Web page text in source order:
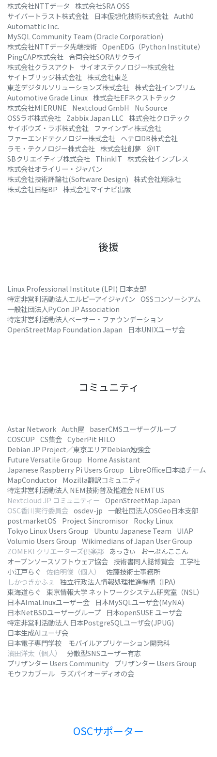
株式会社NTTデータ 株式会社SRA OSS
サイバートラスト株式会社
日本仮想化技術株式会社 Auth0
Automattic Inc.
MySQL Community Team (Oracle Corporation)
株式会社NTTデータ先端技術 OpenEDG（Python Institute）
PingCAP株式会社 合同会社SORAサクライ
株式会社クラスアクト
サイオステクノロジー株式会社
サイトブリッジ株式会社 株式会社東芝
東芝デジタルソリューションズ株式会社 株式会社インプリム
Automotive Grade Linux 株式会社EFネクストテック
株式会社MIERUNE
Nextcloud GmbH
Nu Source
OSSラボ株式会社 Zabbix Japan LLC 株式会社クロテック
サイボウズ・ラボ株式会社
ファインディ株式会社
ファーエンドテクノロジー株式会社 ヘテロDB株式会社
ラモ・テクノロジー株式会社 株式会社創夢
＠IT
SBクリエイティブ株式会社 ThinkIT 株式会社インプレス
株式会社オライリー・ジャパン
株式会社技術評論社(Software Design) 株式会社翔泳社
株式会社日経BP 株式会社マイナビ出版
後援
Linux Professional Institute (LPI) 日本支部
特定非営利活動法人エルピーアイジャパン OSSコンソーシアム
一般社団法人PyCon JP Association
特定非営利活動法人ベーサー・ファウンデーション
OpenStreetMap Foundation Japan
日本UNIXユーザ会
コミュニティ
Astar Network Auth屋
baserCMSユーザーグループ
COSCUP CS集会 CyberPit HILO
Debian JP Project／東京エリアDebian勉強会
Future Versatile Group
Home Assistant
Japanese Raspberry Pi Users Group
LibreOffice日本語チーム
MapConductor Mozilla翻訳コミュニティ
特定非営利活動法人 NEM技術普及推進会 NEMTUS
Nextcloud JP コミュニティー OpenStreetMap Japan
OSC香川実行委員会 osdev-jp 一般社団法人OSGeo日本支部
postmarketOS
Project Sincromisor Rocky Linux
Tokyo Linux Users Group
Ubuntu Japanese Team
UIAP
Volumio Users Group Wikimedians of Japan User Group
ZOMEKI クリエーターズ倶楽部
あっきぃ
おーぷんここん
オープンソースソフトウェア協会 技術書同人誌博覧会 工学社
小江戸らぐ
佐伯明俊（個人）
佐藤技術士事務所
しかつきかふぇ
独立行政法人情報処理推進機構（IPA）
東海道らぐ
東京情報大学 ネットワークシステム研究室（NSL）
日本AlmaLinuxユーザー会
日本MySQLユーザ会(MyNA)
日本NetBSDユーザーグループ
日本openSUSE ユーザ会
特定非営利活動法人 日本PostgreSQLユーザ会(JPUG)
日本生成AIユーザ会
日本電子専門学校 モバイルアプリケーション開発科
濱田洋太（個人）
分散型SNSユーザー有志
プリザンター Users Community
プリザンター Users Group
モウフカブール ラズパイオーディオの会
OSCサポーター